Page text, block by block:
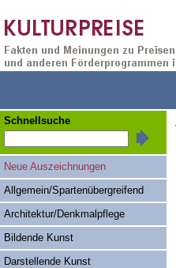
Schnellsuche
Neue Auszeichnungen
Allgemein/Spartenübergreifend
Architektur/Denkmalpflege
Bildende Kunst
Darstellende Kunst